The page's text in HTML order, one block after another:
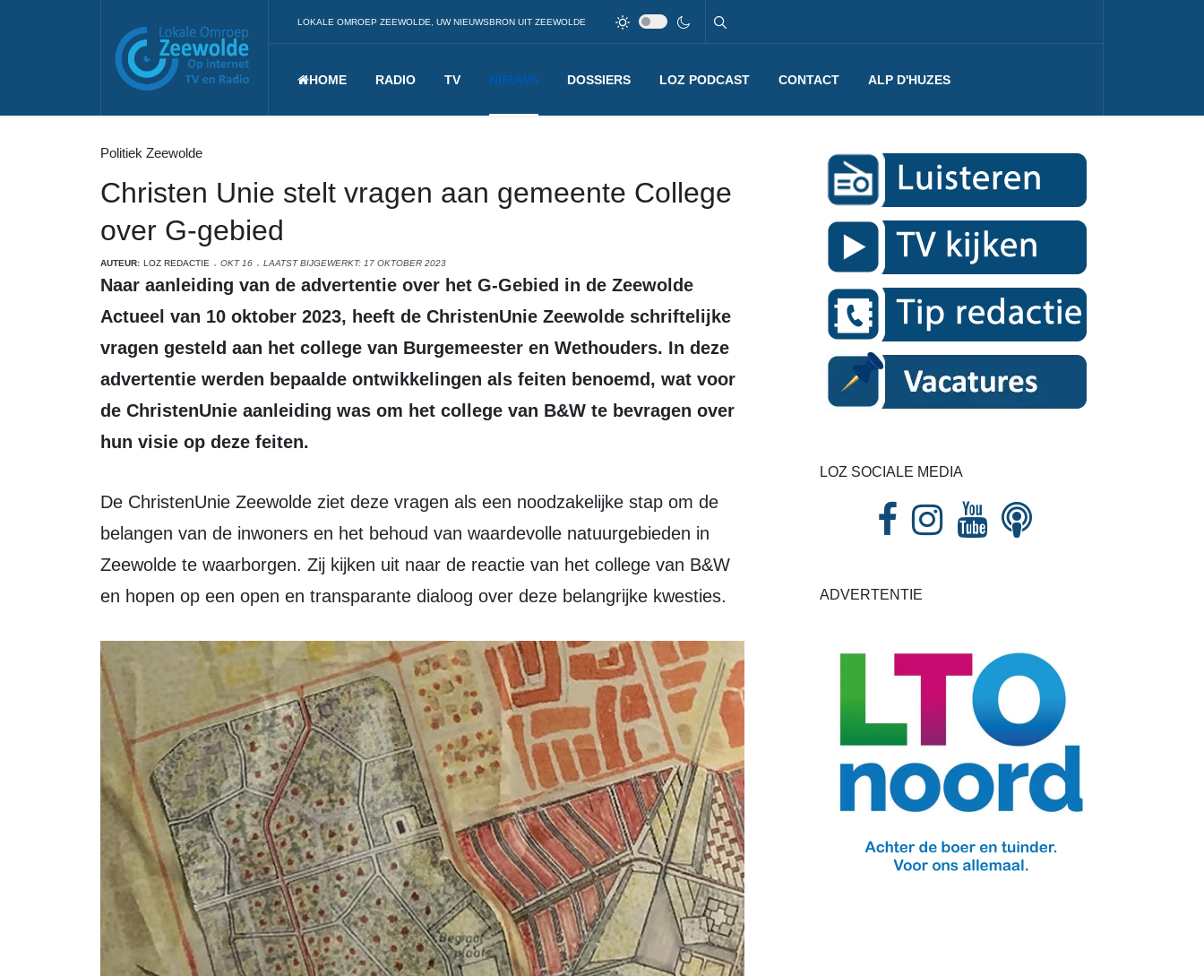
LOKALE OMROEP ZEEWOLDE, UW NIEUWSBRON UIT ZEEWOLDE
HOME RADIO TV NIEUWS DOSSIERS LOZ PODCAST CONTACT ALP D'HUZES
Politiek Zeewolde
Christen Unie stelt vragen aan gemeente College
over G-gebied
AUTEUR: LOZ REDACTIE OKT 16 LAATST BIJGEWERKT: 17 OKTOBER 2023
Naar aanleiding van de advertentie over het G-Gebied in de Zeewolde
Actueel van 10 oktober 2023, heeft de ChristenUnie Zeewolde schriftelijke
vragen gesteld aan het college van Burgemeester en Wethouders. In deze
advertentie werden bepaalde ontwikkelingen als feiten benoemd, wat voor
de ChristenUnie aanleiding was om het college van B&W te bevragen over
hun visie op deze feiten.
De ChristenUnie Zeewolde ziet deze vragen als een noodzakelijke stap om de
belangen van de inwoners en het behoud van waardevolle natuurgebieden in
Zeewolde te waarborgen. Zij kijken uit naar de reactie van het college van B&W
en hopen op een open en transparante dialoog over deze belangrijke kwesties.
LOZ SOCIALE MEDIA
ADVERTENTIE